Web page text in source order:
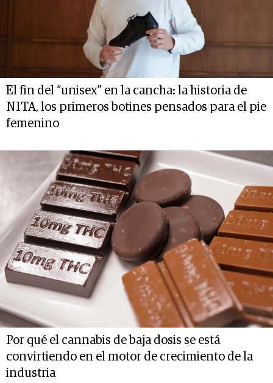
El fin del “unisex” en la cancha: la historia de
NITA, los primeros botines pensados para el pie
femenino
Por qué el cannabis de baja dosis se está
convirtiendo en el motor de crecimiento de la
industria